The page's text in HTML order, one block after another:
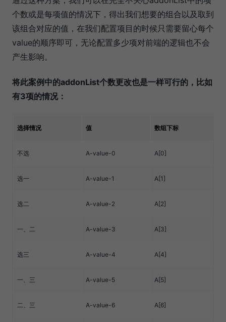
个数或是每项值的情况下，得出我们想要的组合以及取到
该组合对应的值，在我们配置项目的时候只需要留心每个
value的顺序即可，无论配置多少项对前端的逻辑也不会
产生影响。
将此案例中的addonList个数更改也是一样可行的，比如
有3项的情况：
选择情况 值 数组下标
不选 A-value-0 A[0]
选一 A-value-1 A[1]
选二 A-value-2 A[2]
一、二 A-value-3 A[3]
选三 A-value-4 A[4]
一、三 A-value-5 A[5]
二、三 A-value-6 A[6]